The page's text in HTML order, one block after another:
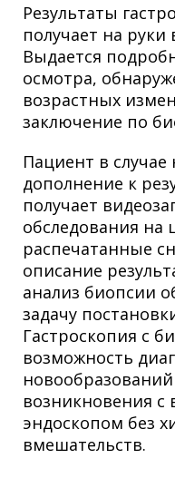
Результаты
получает на
Выдается
осмотра,
возрастных
заключение по
Пациент в
дополнение к
получает
обследования на
распечатанные
описание
анализ биопсии
задачу
Гастроскопия с
возможность
возникновения с
эндоскопом без
вмешательств.